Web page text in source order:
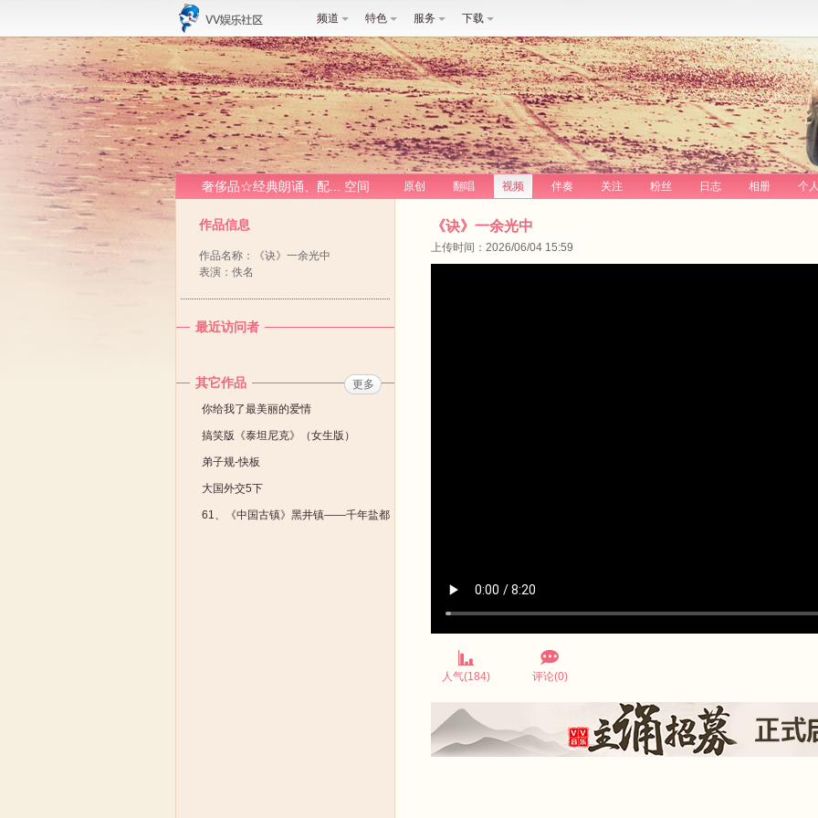
频道 特色 服务 下载
奢侈品☆经典朗诵、配... 空间 原创 翻唱 视频 伴奏 关注 粉丝 日志 相册 个
作品信息
作品名称：《诀》一余光中
表演：佚名
最近访问者
其它作品
更多
你给我了最美丽的爱情
搞笑版《泰坦尼克》（女生版）
弟子规-快板
大国外交5下
61、《中国古镇》黑井镇——千年盐都
《诀》一余光中
上传时间：2026/06/04 15:59
人气(184) 评论(0)